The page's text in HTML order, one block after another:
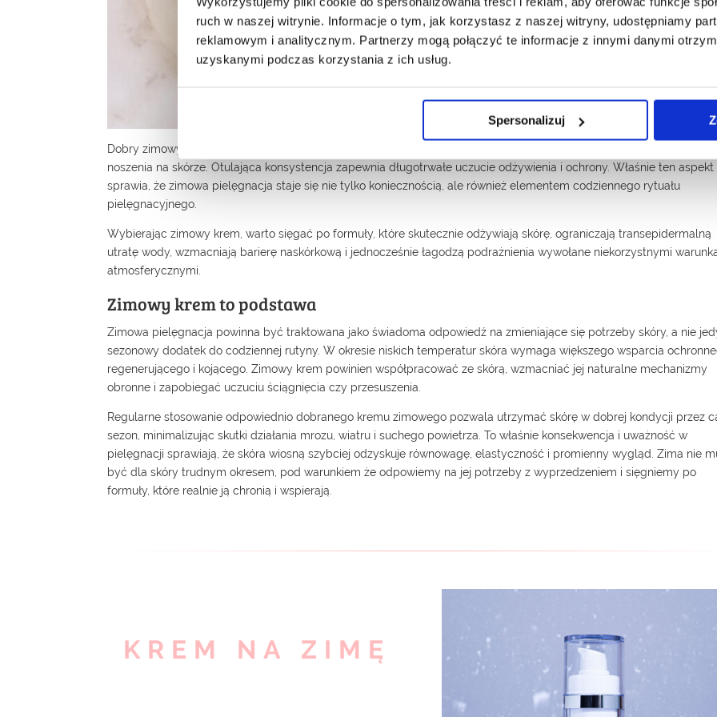
ruch w naszej witrynie. Informacje o tym, jak korzystasz z naszej witryny, udostępniamy
reklamowym i analitycznym. Partnerzy mogą połączyć te informacje z innymi danymi
uzyskanymi podczas korzystania z ich usług.
Spersonalizuj
podrażnień, a skóra szybciej odzyskuje komfort po
ekspozycji na niekorzystne warunki atmosferyczne.
Dobry zimowy krem to nie tylko skutecznie dobrane składniki aktywne, ale również przyjemność aplikacji i komfort
noszenia na skórze. Otulająca konsystencja zapewnia długotrwałe uczucie odżywienia i ochrony. Właśnie ten aspekt
sprawia, że zimowa pielęgnacja staje się nie tylko koniecznością, ale również elementem codziennego rytuału
pielęgnacyjnego.
Wybierając zimowy krem, warto sięgać po formuły, które skutecznie odżywiają skórę, ograniczają transepidermalną
utratę wody, wzmacniają barierę naskórkową i jednocześnie łagodzą podrażnienia wywołane niekorzystnymi
atmosferycznymi.
Zimowy krem to podstawa
Zimowa pielęgnacja powinna być traktowana jako świadoma odpowiedź na zmieniające się potrzeby skóry, a nie
sezonowy dodatek do codziennej rutyny. W okresie niskich temperatur skóra wymaga większego wsparcia
regenerującego i kojącego. Zimowy krem powinien współpracować ze skórą, wzmacniać jej naturalne mechanizmy
obronne i zapobiegać uczuciu ściągnięcia czy przesuszenia.
Regularne stosowanie odpowiednio dobranego kremu zimowego pozwala utrzymać skórę w dobrej kondycji przez
sezon, minimalizując skutki działania mrozu, wiatru i suchego powietrza. To właśnie konsekwencja i uważność w
pielęgnacji sprawiają, że skóra wiosną szybciej odzyskuje równowagę, elastyczność i promienny wygląd. Zima nie
być dla skóry trudnym okresem, pod warunkiem że odpowiemy na jej potrzeby z wyprzedzeniem i sięgniemy po
formuły, które realnie ją chronią i wspierają.
KREM NA ZIMĘ